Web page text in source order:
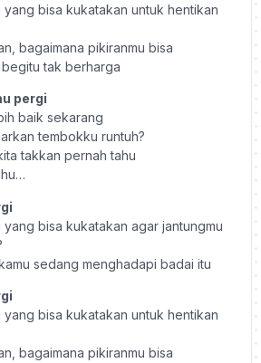
bisa kukatakan untuk hentikan
bagaimana pikiranmu bisa
begitu tak berharga
pergi
baik sekarang
tembokku runtuh?
takkan pernah tahu
bisa kukatakan agar jantungmu
sedang menghadapi badai itu
bisa kukatakan untuk hentikan
bagaimana pikiranmu bisa